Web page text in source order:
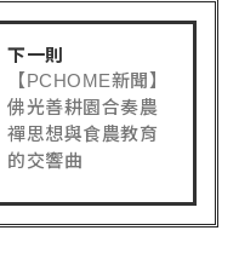
下一則
【PCHOME新聞】
佛光善耕園合奏農
禪思想與食農教育
的交響曲